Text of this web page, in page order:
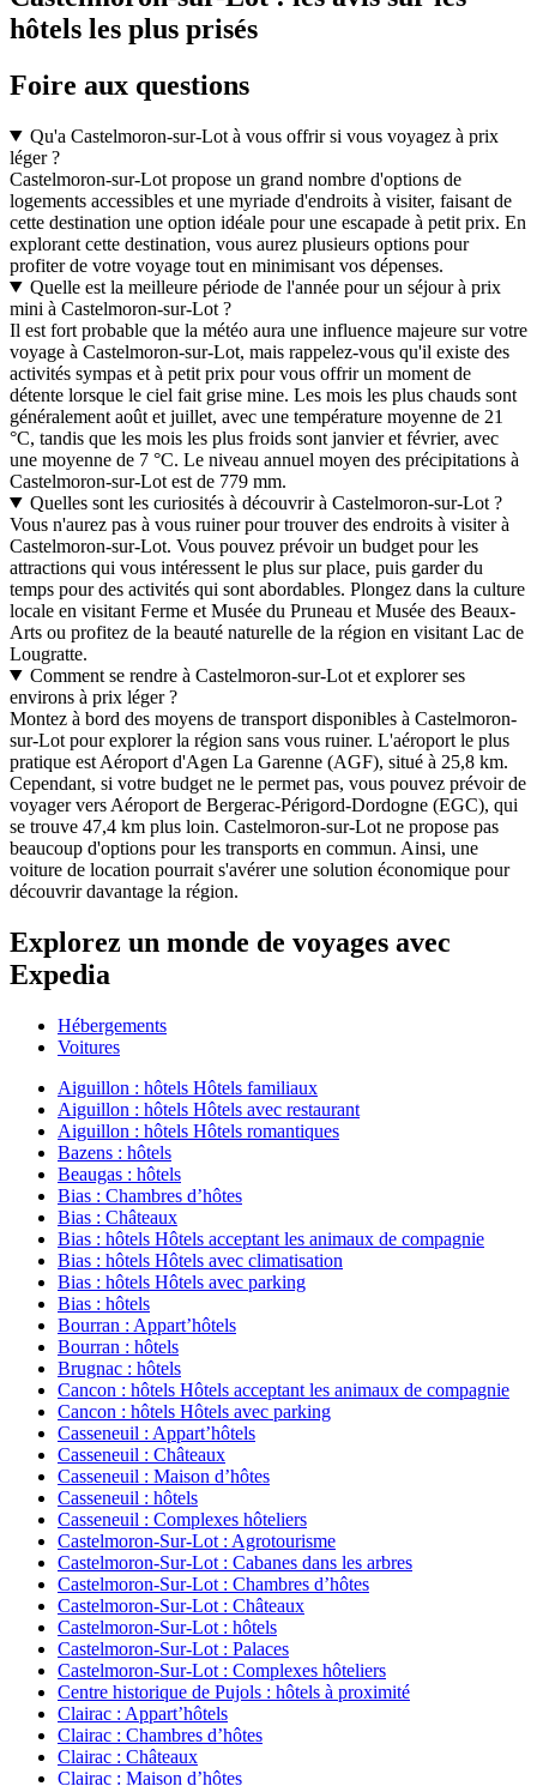
hôtels les plus prisés
Foire aux questions
Qu'a Castelmoron-sur-Lot à vous offrir si vous voyagez à prix
léger ?
Castelmoron-sur-Lot propose un grand nombre d'options de
logements accessibles et une myriade d'endroits à visiter, faisant de
cette destination une option idéale pour une escapade à petit prix. En
explorant cette destination, vous aurez plusieurs options pour
profiter de votre voyage tout en minimisant vos dépenses.
Quelle est la meilleure période de l'année pour un séjour à prix
mini à Castelmoron-sur-Lot ?
Il est fort probable que la météo aura une influence majeure sur votre
voyage à Castelmoron-sur-Lot, mais rappelez-vous qu'il existe des
activités sympas et à petit prix pour vous offrir un moment de
détente lorsque le ciel fait grise mine. Les mois les plus chauds sont
généralement août et juillet, avec une température moyenne de 21
°C, tandis que les mois les plus froids sont janvier et février, avec
une moyenne de 7 °C. Le niveau annuel moyen des précipitations à
Castelmoron-sur-Lot est de 779 mm.
Quelles sont les curiosités à découvrir à Castelmoron-sur-Lot ?
Vous n'aurez pas à vous ruiner pour trouver des endroits à visiter à
Castelmoron-sur-Lot. Vous pouvez prévoir un budget pour les
attractions qui vous intéressent le plus sur place, puis garder du
temps pour des activités qui sont abordables. Plongez dans la culture
locale en visitant Ferme et Musée du Pruneau et Musée des Beaux-
Arts ou profitez de la beauté naturelle de la région en visitant Lac de
Lougratte.
Comment se rendre à Castelmoron-sur-Lot et explorer ses
environs à prix léger ?
Montez à bord des moyens de transport disponibles à Castelmoron-
sur-Lot pour explorer la région sans vous ruiner. L'aéroport le plus
pratique est Aéroport d'Agen La Garenne (AGF), situé à 25,8 km.
Cependant, si votre budget ne le permet pas, vous pouvez prévoir de
voyager vers Aéroport de Bergerac-Périgord-Dordogne (EGC), qui
se trouve 47,4 km plus loin. Castelmoron-sur-Lot ne propose pas
beaucoup d'options pour les transports en commun. Ainsi, une
voiture de location pourrait s'avérer une solution économique pour
découvrir davantage la région.
Explorez un monde de voyages avec
Expedia
Hébergements
Voitures
Aiguillon : hôtels Hôtels familiaux
Aiguillon : hôtels Hôtels avec restaurant
Aiguillon : hôtels Hôtels romantiques
Bazens : hôtels
Beaugas : hôtels
Bias : Chambres d’hôtes
Bias : Châteaux
Bias : hôtels Hôtels acceptant les animaux de compagnie
Bias : hôtels Hôtels avec climatisation
Bias : hôtels Hôtels avec parking
Bias : hôtels
Bourran : Appart’hôtels
Bourran : hôtels
Brugnac : hôtels
Cancon : hôtels Hôtels acceptant les animaux de compagnie
Cancon : hôtels Hôtels avec parking
Casseneuil : Appart’hôtels
Casseneuil : Châteaux
Casseneuil : Maison d’hôtes
Casseneuil : hôtels
Casseneuil : Complexes hôteliers
Castelmoron-Sur-Lot : Agrotourisme
Castelmoron-Sur-Lot : Cabanes dans les arbres
Castelmoron-Sur-Lot : Chambres d’hôtes
Castelmoron-Sur-Lot : Châteaux
Castelmoron-Sur-Lot : hôtels
Castelmoron-Sur-Lot : Palaces
Castelmoron-Sur-Lot : Complexes hôteliers
Centre historique de Pujols : hôtels à proximité
Clairac : Appart’hôtels
Clairac : Chambres d’hôtes
Clairac : Châteaux
Clairac : Maison d’hôtes